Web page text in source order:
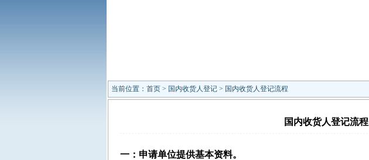
当前位置： 首页 > 国内收货人登记 > 国内收货人登记流程
国内收货人登记流程
一：申请单位提供基本资料。